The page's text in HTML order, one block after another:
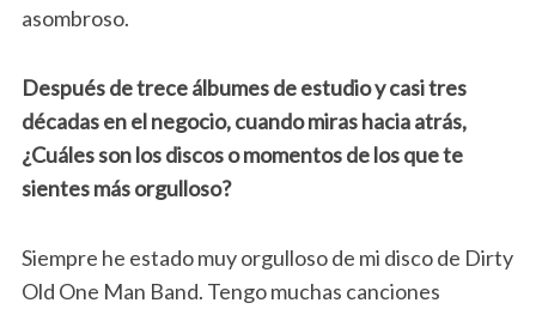
asombroso.
Después de trece álbumes de estudio y casi tres
décadas en el negocio, cuando miras hacia atrás,
¿Cuáles son los discos o momentos de los que te
sientes más orgulloso?
Siempre he estado muy orgulloso de mi disco de Dirty
Old One Man Band. Tengo muchas canciones